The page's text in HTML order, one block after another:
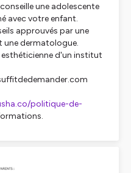
une adolescente
avec votre enfant.
approuvés par une
une dermatologue.
esthéticienne d'un institut
politique-de-